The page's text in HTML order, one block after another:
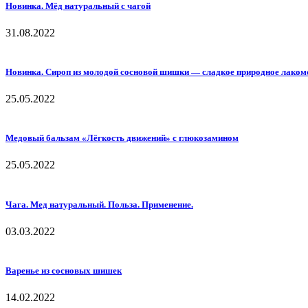
Новинка. Мёд натуральный с чагой
31.08.2022
Новинка. Сироп из молодой сосновой шишки — сладкое природное
25.05.2022
Медовый бальзам «Лёгкость движений» с глюкозамином
25.05.2022
Чага. Мед натуральный. Польза. Применение.
03.03.2022
Варенье из сосновых шишек
14.02.2022